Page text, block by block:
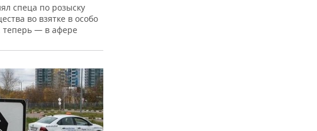
спеца по розыску
во взятке в особо
теперь — в афере